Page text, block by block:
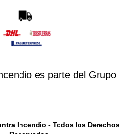
es parte del Grupo
Incendio - Todos los Derechos